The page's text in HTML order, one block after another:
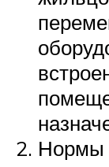
Нормы